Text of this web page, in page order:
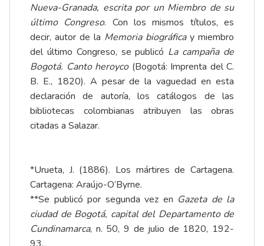
Nueva-Granada, escrita por un Miembro de su
último Congreso. Con los mismos títulos, es
decir, autor de la Memoria biográficay miembro
del último Congreso, se publicó La campaña de
Bogotá. Canto heroyco(Bogotá: Imprenta del C.
B. E., 1820). A pesar de la vaguedad en esta
declaración de autoría, los catálogos de las
bibliotecas colombianas atribuyen las obras
citadas a Salazar.
*Urueta, J. (1886). Los mártires de Cartagena.
Cartagena: Araújo-O’Byrne.
**Se publicó por segunda vez en Gazeta de la
ciudad de Bogotá, capital del Departamento de
Cundinamarca, n. 50, 9 de julio de 1820, 192-